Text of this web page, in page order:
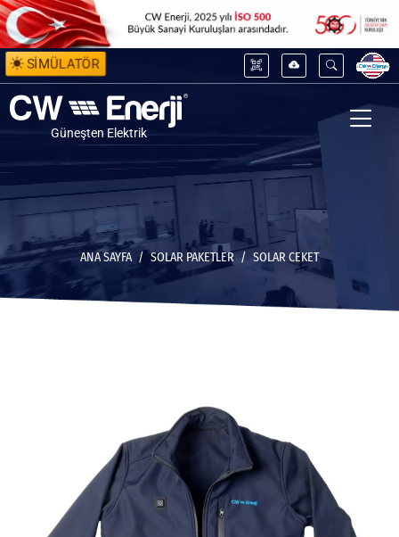
SİMÜLATÖR
Güneşten Elektrik
ANA SAYFA SOLAR PAKETLER SOLAR CEKET